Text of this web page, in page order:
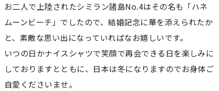
お二人で上陸されたシミラン諸島No.4はその名も「ハネ
ムーンビーチ」でしたので、結婚記念に華を添えられたか
と、素敵な思い出になっていればなお嬉しいです。
いつの日かナイスシャツで笑顔で再会できる日を楽しみに
しておりますとともに、日本は冬になりますのでお身体ご
自愛くださいませ。